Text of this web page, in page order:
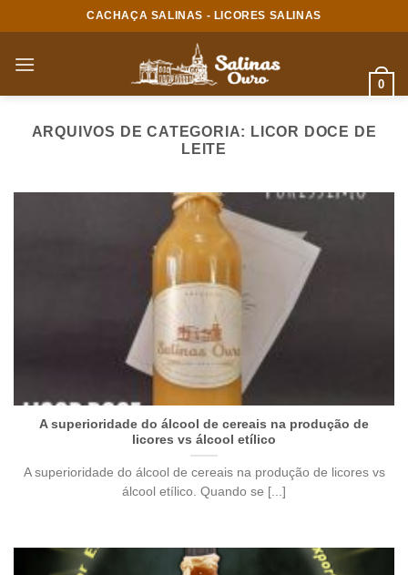
to
content
CACHAÇA SALINAS - LICORES SALINAS
0
ARQUIVOS DE CATEGORIA: LICOR DOCE DE
LEITE
A superioridade do álcool de cereais na produção de
licores vs álcool etílico
A superioridade do álcool de cereais na produção de licores vs
álcool etílico. Quando se [...]